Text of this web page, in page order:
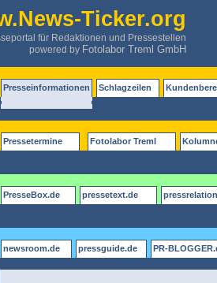
Ticker.org
für Redaktionen und Pressestellen
powered by Fotolabor Treml GmbH
Presseinformationen Schlagzeilen
Pressetermine Fotolabor Treml
PresseBox.de pressetext.de
newsroom.de pressguide.de PR-